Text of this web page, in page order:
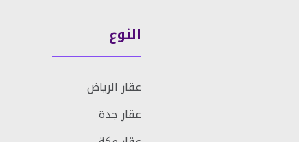
النوع
عقار الرياض
عقار جدة